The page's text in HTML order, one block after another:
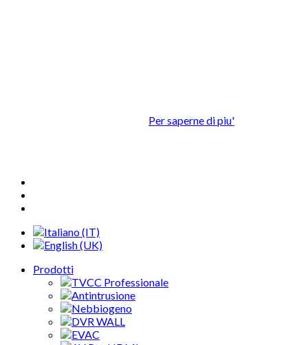
Per saperne di piu'
Prodotti
TVCC Professionale
Antintrusione
Nebbiogeno
DVR WALL
EVAC